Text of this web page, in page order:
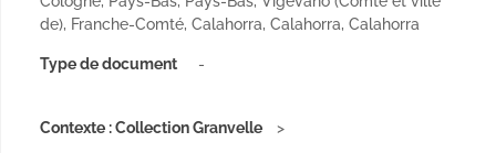
de), Franche-Comté, Calahorra, Calahorra, Calahorra
Type de document -
Contexte : Collection Granvelle